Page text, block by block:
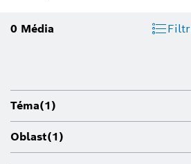
0 Média Filtr
Téma(1)
Oblast(1)